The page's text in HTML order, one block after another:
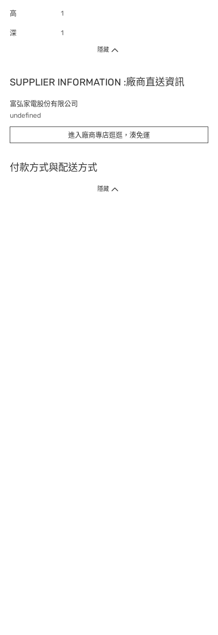
高 1
深 1
隱藏
SUPPLIER INFORMATION :廠商直送資訊
富弘家電股份有限公司
undefined
進入廠商專店逛逛，湊免運
付款方式與配送方式
隱藏